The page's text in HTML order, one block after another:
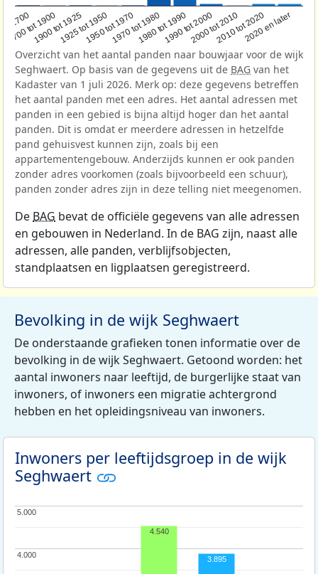
1700
1700 tot 1900
1900 tot 19251925 tot 19501950 tot 19701970 tot 19801980 tot 19901990 tot 20002000 tot 20102010 tot 20202020 en later
Overzicht van het aantal panden naar bouwjaar voor de wijk
Seghwaert. Op basis van de gegevens uit de BAG van het
Kadaster van 1 juli 2026. Merk op: deze gegevens betreffen
het aantal panden met een adres. Het aantal adressen met
panden in een gebied is bijna altijd hoger dan het aantal
panden. Dit is omdat er meerdere adressen in hetzelfde
pand gehuisvest kunnen zijn, zoals bij een
appartementengebouw. Anderzijds kunnen er ook panden
zonder adres voorkomen (zoals bijvoorbeeld een schuur),
panden zonder adres zijn in deze telling niet meegenomen.
De BAG bevat de officiële gegevens van alle adressen
en gebouwen in Nederland. In de BAG zijn, naast alle
adressen, alle panden, verblijfsobjecten,
standplaatsen en ligplaatsen geregistreerd.
Bevolking in de wijk Seghwaert
De onderstaande grafieken tonen informatie over de
bevolking in de wijk Seghwaert. Getoond worden: het
aantal inwoners naar leeftijd, de burgerlijke staat van
inwoners, of inwoners een migratie achtergrond
hebben en het opleidingsniveau van inwoners.
Inwoners per leeftijdsgroep in de wijk
Seghwaert
4.000
4.000
5.000
5.000
4.540
3.895